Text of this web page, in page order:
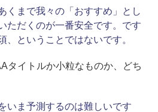
くまで我々の「おすすめ」とし
ただくのが一番安全です。です
、ということではないです。
タイトルか小粒なものか、どち
いま予測するのは難しいです